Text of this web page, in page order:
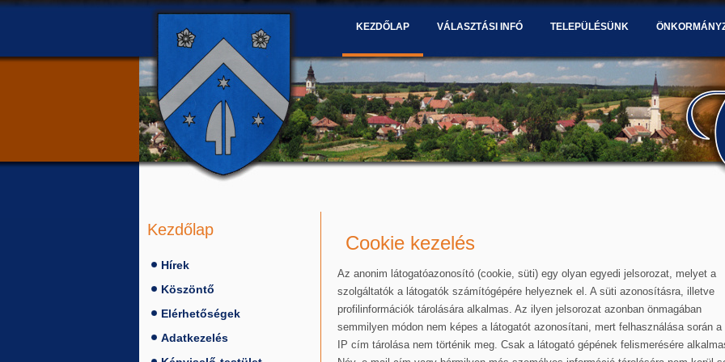
KEZDŐLAP VÁLASZTÁSI INFÓ TELEPÜLÉSÜNK
Kezdőlap
Hírek
Köszöntő
Elérhetőségek
Adatkezelés
Cookie kezelés
Az anonim látogatóazonosító (cookie, süti) egy olyan egyedi jelsorozat, melyet a
szolgáltatók a látogatók számítógépére helyeznek el. A süti azonosításra, illetve
profilinformációk tárolására alkalmas. Az ilyen jelsorozat azonban önmagában
semmilyen módon nem képes a látogatót azonosítani, mert felhasználása során a
IP cím tárolása nem történik meg. Csak a látogató gépének felismerésére